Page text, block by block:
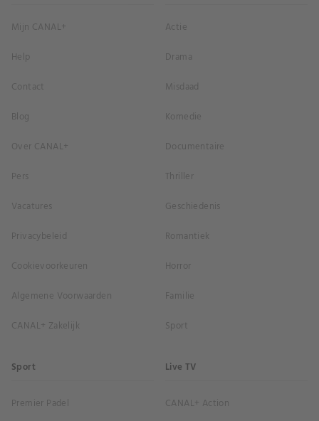
Mijn CANAL+
Help
Contact
Blog
Over CANAL+
Pers
Vacatures
Privacybeleid
Cookievoorkeuren
Algemene Voorwaarden
CANAL+ Zakelijk
Actie
Drama
Misdaad
Komedie
Documentaire
Thriller
Geschiedenis
Romantiek
Horror
Familie
Sport
Sport
Premier Padel
Live TV
CANAL+ Action